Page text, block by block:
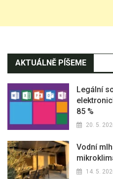
AKTUÁLNĚ PÍŠEME
Legální
85 %
20. 5.
Vodní
14. 5.